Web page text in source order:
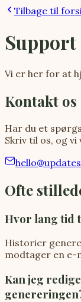
Tilbage til
Support
Vi er her for at
Kontakt os
Har du et
Skriv til os, og
Ofte
Hvor lang tid
Historier
modtager en e-
Kan jeg